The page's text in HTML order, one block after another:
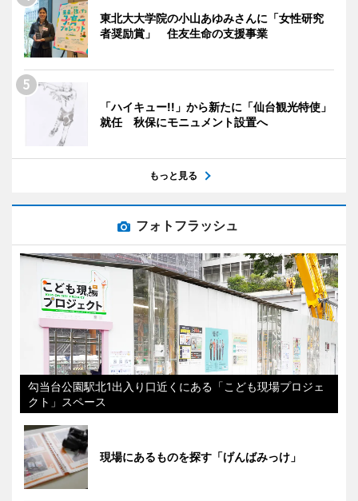
東北大大学院の小山あゆみさんに「女性研究
者奨励賞」 住友生命の支援事業
「ハイキュー!!」から新たに「仙台観光特使」
就任 秋保にモニュメント設置へ
もっと見る
フォトフラッシュ
勾当台公園駅北1出入り口近くにある「こども現場プロジェ
クト」スペース
現場にあるものを探す「げんばみっけ」